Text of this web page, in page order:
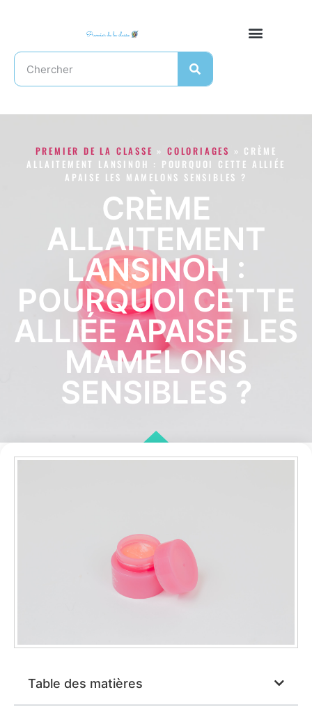
PREMIER DE LA CLASSE » COLORIAGES » CRÈME
ALLAITEMENT LANSINOH : POURQUOI CETTE ALLIÉE
APAISE LES MAMELONS SENSIBLES ?
CRÈME
ALLAITEMENT
LANSINOH :
POURQUOI CETTE
ALLIÉE APAISE LES
MAMELONS
SENSIBLES ?
Table des matières